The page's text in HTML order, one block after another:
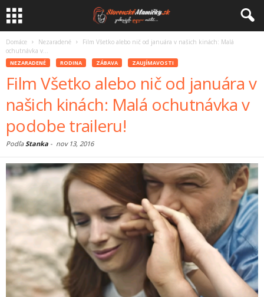
Domáce Nezaradené
Film Všetko alebo nič od januára v našich kinách: Malá
ochutnávka v...
NEZARADENÉ RODINA ZÁBAVA ZAUJÍMAVOSTI
Film Všetko alebo nič od januára v
našich kinách: Malá ochutnávka v
podobe traileru!
PodľaStanka - nov 13, 2016